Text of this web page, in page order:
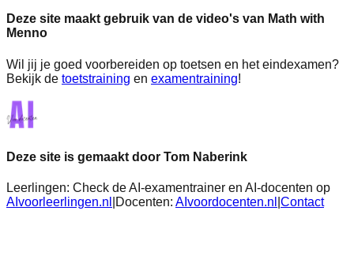
Deze site maakt gebruik van de video's van Math with
Menno
Wil jij je goed voorbereiden op toetsen en het eindexamen?
Bekijk de toetstraining en examentraining!
Deze site is gemaakt door Tom Naberink
Leerlingen: Check de AI-examentrainer en AI-docenten op
AIvoorleerlingen.nl
Docenten: AIvoordocenten.nl Contact